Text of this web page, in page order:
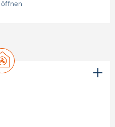
öffnen